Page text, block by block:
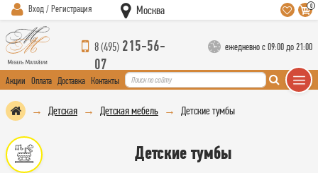
Вход / Регистрация Москва 0
8 (495) 215-56-
07
ежедневно с 09:00 до 21:00
Акции Оплата Доставка Контакты
Детская Детская мебель Детские тумбы
Детские тумбы